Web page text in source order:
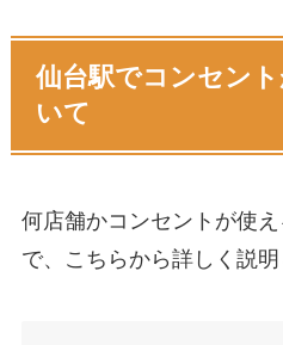
仙台駅でコンセン
いて
何店舗かコンセントが使
で、こちらから詳しく説明